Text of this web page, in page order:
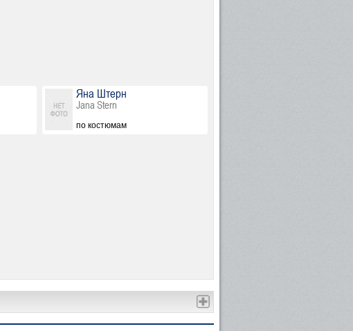
Яна Штерн
Jana Stern
по костюмам